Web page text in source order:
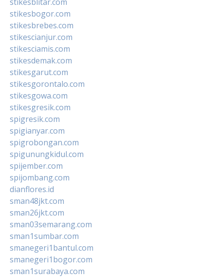
stikesbogor.com
stikesbrebes.com
stikescianjur.com
stikesciamis.com
stikesdemak.com
stikesgarut.com
stikesgorontalo.com
stikesgowa.com
stikesgresik.com
spigresik.com
spigianyar.com
spigrobongan.com
spigunungkidul.com
spijember.com
spijombang.com
dianflores.id
sman48jkt.com
sman26jkt.com
sman03semarang.com
sman1sumbar.com
smanegeri1bantul.com
smanegeri1bogor.com
sman1surabaya.com